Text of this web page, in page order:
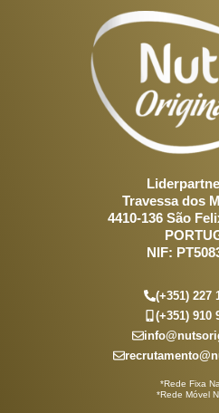
Travessa dos
4410-136 São
NIF:
(+351) 227
(+351) 910
*Rede Fixa
*Rede Móvel